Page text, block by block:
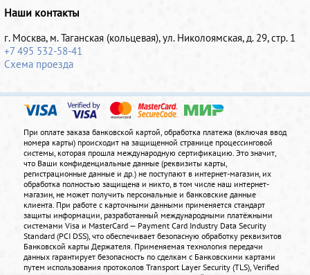
Наши контакты
г. Москва, м. Таганская (кольцевая), ул. Николоямская, д. 29, стр. 1
+7 495 532-58-41
Схема проезда
При оплате заказа банковской картой, обработка платежа (включая ввод
номера карты) происходит на защищенной странице процессинговой
системы, которая прошла международную сертификацию. Это значит,
что Ваши конфиденциальные данные (реквизиты карты,
регистрационные данные и др.) не поступают в интернет-магазин, их
обработка полностью защищена и никто, в том числе наш интернет-
магазин, не может получить персональные и банковские данные
клиента. При работе с карточными данными применяется стандарт
защиты информации, разработанный международными платёжными
системами Visa и MasterCard — Payment Card Industry Data Security
Standard (PCI DSS), что обеспечивает безопасную обработку реквизитов
Банковской карты Держателя. Применяемая технология передачи
данных гарантирует безопасность по сделкам с Банковскими картами
путем использования протоколов Transport Layer Security (TLS), Verified